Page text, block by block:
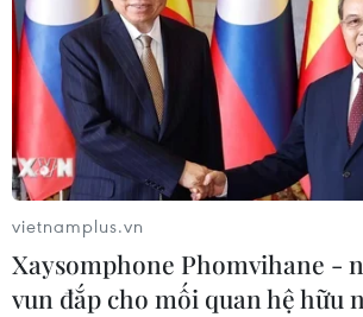
vietnamplus.vn
Xaysomphone Phomvihane -
vun đắp cho mối quan hệ hữu